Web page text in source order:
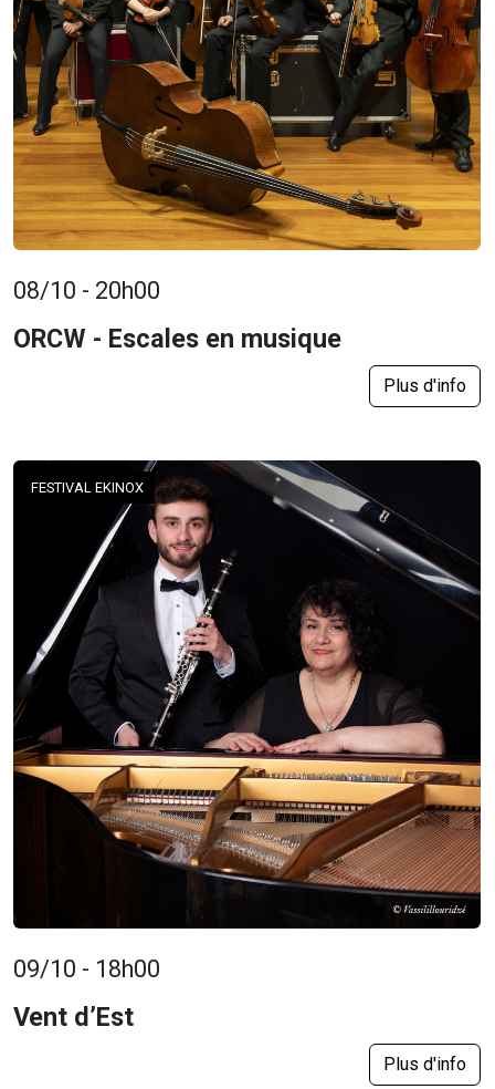
08/10 - 20h00
ORCW - Escales en musique
Plus d'info
FESTIVAL EKINOX
09/10 - 18h00
Vent d’Est
Plus d'info